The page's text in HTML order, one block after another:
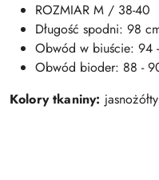
ROZMIAR M / 38-40
Długość spodni: 98
Obwód w biuście: 94
Obwód bioder: 88 -
Kolory tkaniny: jasnożółty